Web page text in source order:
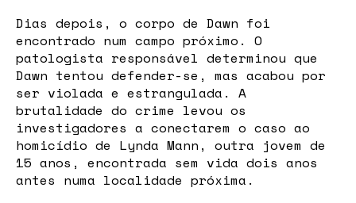
Dias depois, o corpo de Dawn foi
encontrado num campo próximo. O
patologista responsável determinou que
Dawn tentou defender-se, mas acabou por
ser violada e estrangulada. A
brutalidade do crime levou os
investigadores a conectarem o caso ao
homicídio de Lynda Mann, outra jovem de
15 anos, encontrada sem vida dois anos
antes numa localidade próxima.